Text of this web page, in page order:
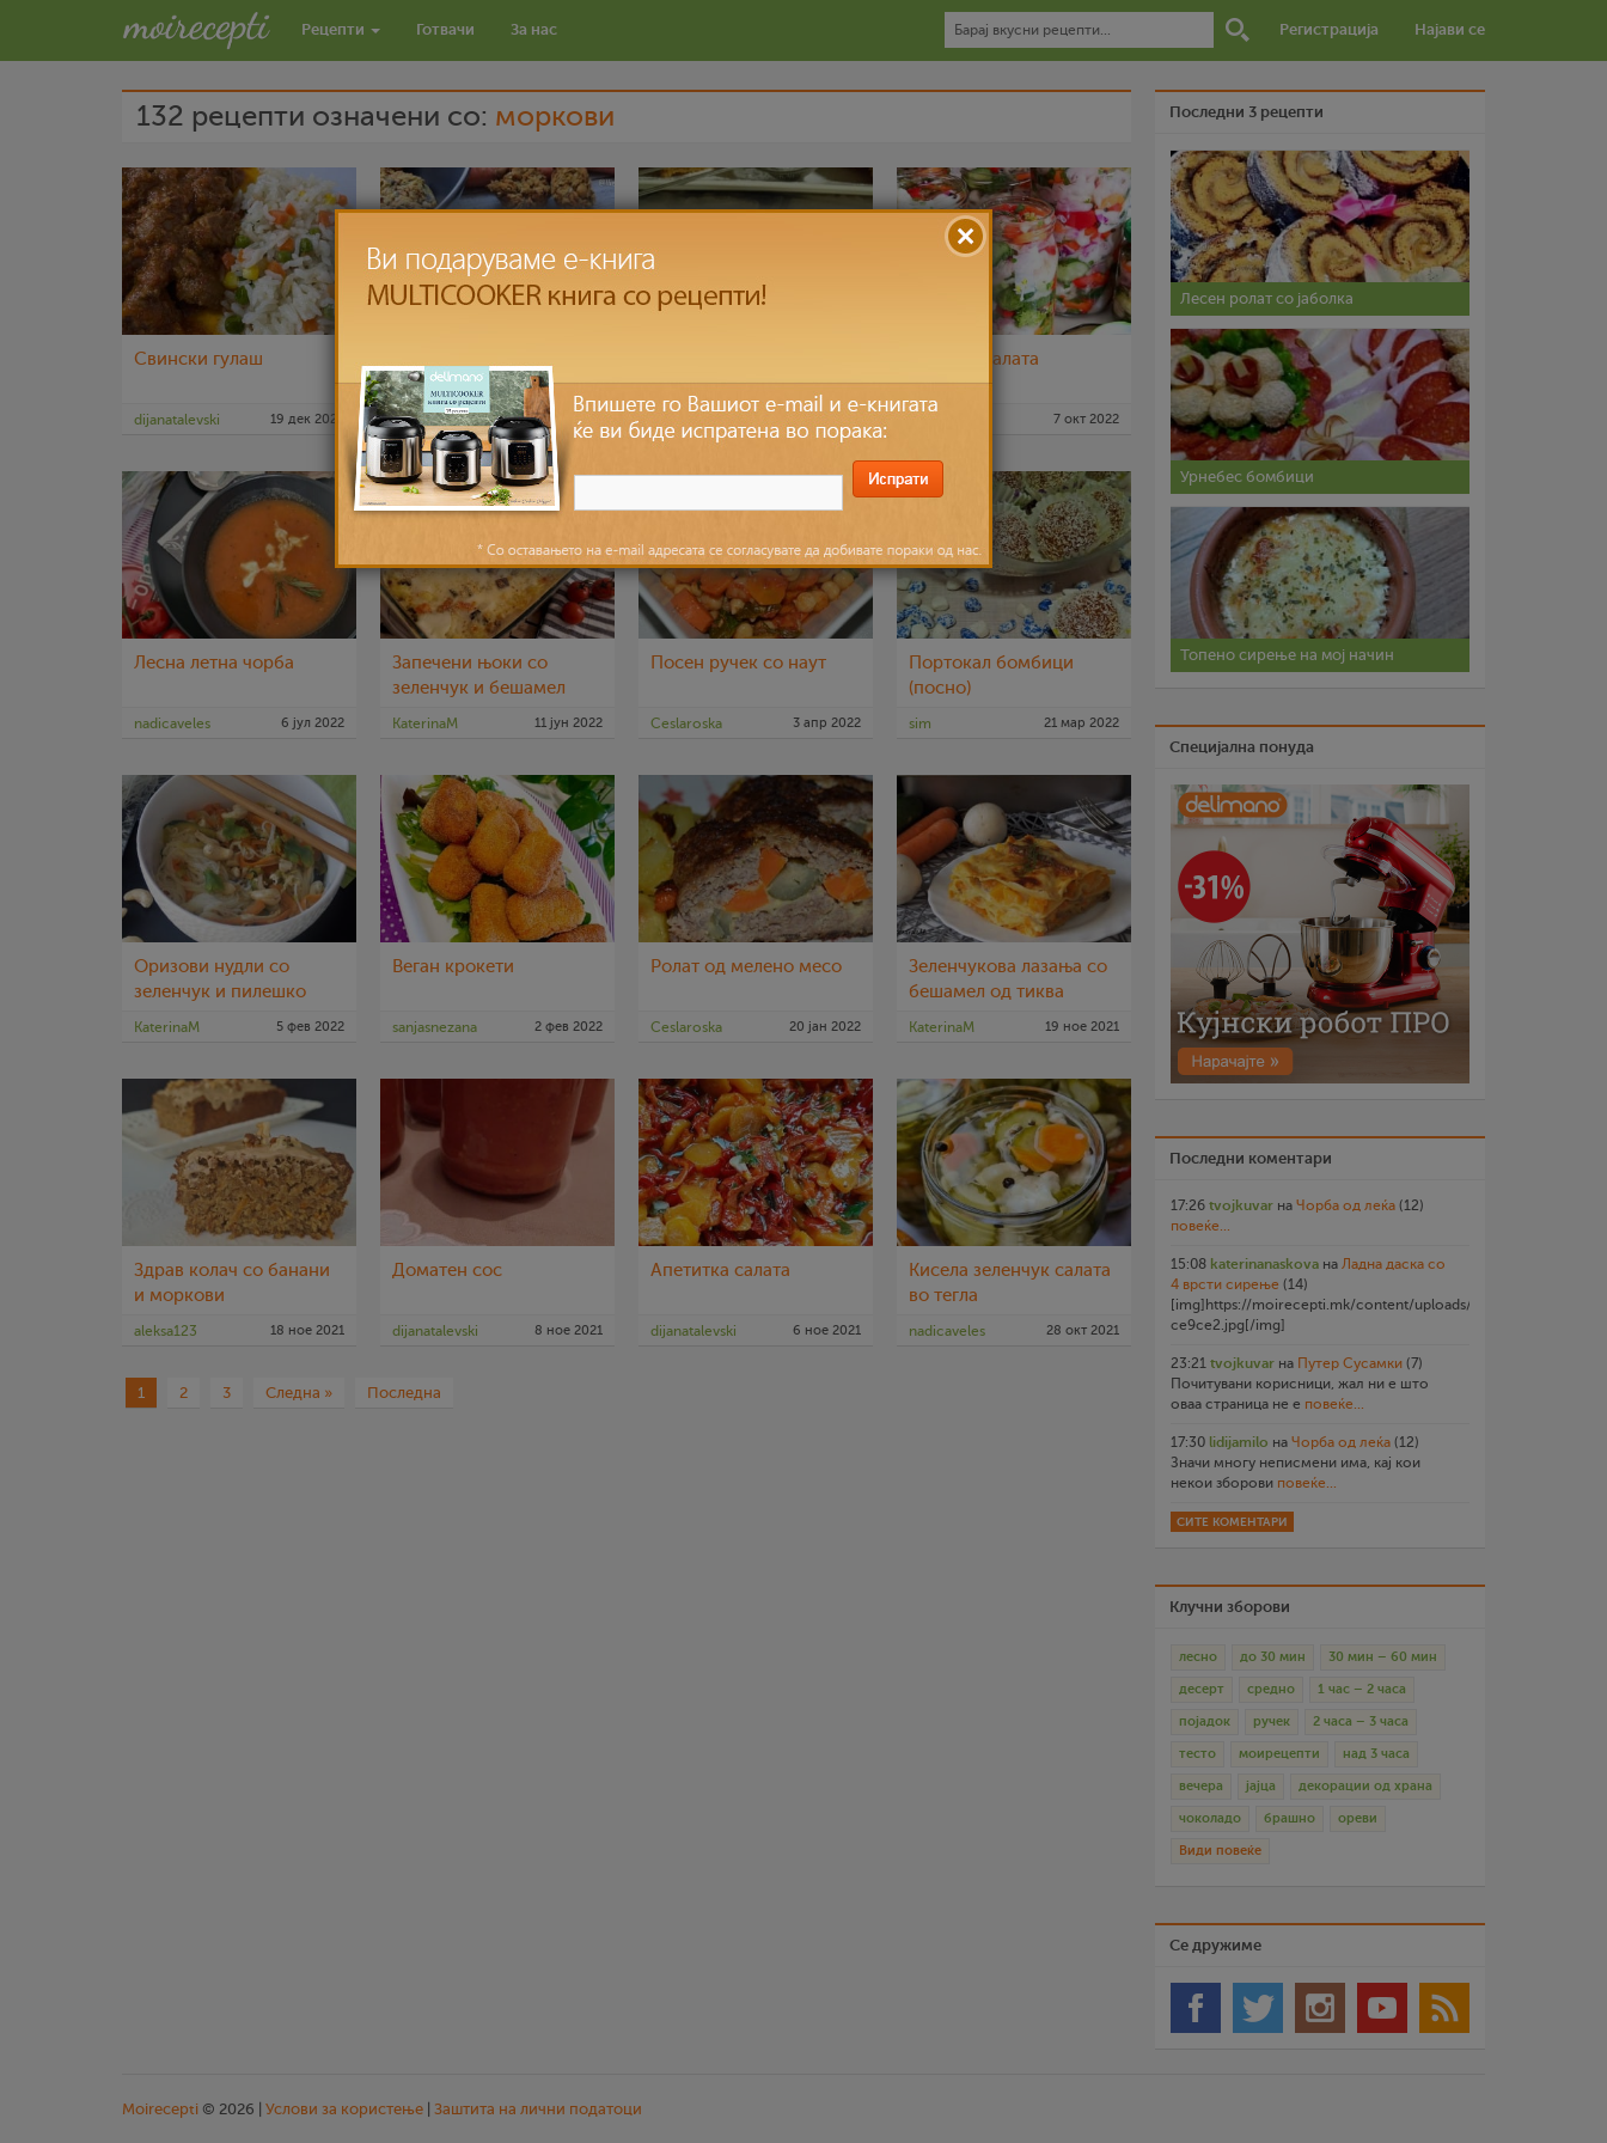
Рецепти Готвачи За нас Регистрација Најави се
132 рецепти означени со: моркови
Свински гулаш
dijanatalevski 19 дек 2022 nadicaveles 30 ное 2022 sim 20 ное 2022
Мешана салата
7 окт 2022
Лесна летна чорба
nadicaveles 6 јул 2022
Запечени њоки со
зеленчук и бешамел
KaterinaM 11 јун 2022
Посен ручек со наут
Ceslaroska 3 апр 2022
Портокал бомбици
(посно)
sim 21 мар 2022
Оризови нудли со
зеленчук и пилешко
KaterinaM 5 фев 2022
Веган крокети
sanjasnezana 2 фев 2022
Ролат од мелено месо
Ceslaroska 20 јан 2022
Зеленчукова лазања со
бешамел од тиква
KaterinaM 19 ное 2021
Здрав колач со банани
и моркови
aleksa123 18 ное 2021
Доматен сос
dijanatalevski 8 ное 2021
Апетитка салата
dijanatalevski 6 ное 2021
Кисела зеленчук салата
во тегла
nadicaveles 28 окт 2021
1 2 3 Следна » Последна
Последни 3 рецепти
Лесен ролат со јаболка
Урнебес бомбици
Топено сирење на мој начин
Специјална понуда
Последни коментари
17:26 tvojkuvar на Чорба од леќа (12)
повеќе...
15:08 katerinanaskova на Ладна даска со
4 врсти сирење (14)
[img]https://moirecepti.mk/content/uploads/2026/07/
ce9ce2.jpg[/img]
23:21 tvojkuvar на Путер Сусамки (7)
Почитувани корисници, жал ни е што
оваа страница не е повеќе...
17:30 lidijamilo на Чорба од леќа (12)
Значи многу неписмени има, кај кои
некои зборови повеќе...
СИТЕ КОМЕНТАРИ
Клучни зборови
лесно до 30 мин 30 мин – 60 мин
десерт средно 1 час – 2 часа
појадок ручек 2 часа – 3 часа
тесто моирецепти над 3 часа
вечера јајца декорации од храна
чоколадо брашно ореви
Види повеќе
Се дружиме
Moirecepti © 2026 | Услови за користење Заштита на лични податоци